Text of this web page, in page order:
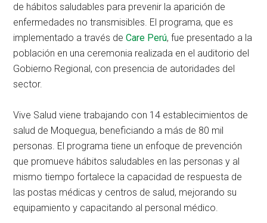
de hábitos saludables para prevenir la aparición de
enfermedades no transmisibles. El programa, que es
implementado a través deCare Perú, fue presentado a la
población en una ceremonia realizada en el auditorio del
Gobierno Regional, con presencia de autoridades del
sector.
Vive Salud viene trabajando con 14 establecimientos de
salud de Moquegua, beneficiando a más de 80 mil
personas. El programa tiene un enfoque de prevención
que promueve hábitos saludables en las personas y al
mismo tiempo fortalece la capacidad de respuesta de
las postas médicas y centros de salud, mejorando su
equipamiento y capacitando al personal médico.